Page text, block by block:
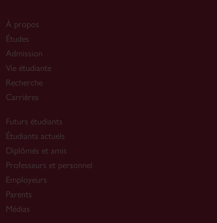
À propos
Études
Admission
Vie étudiante
Recherche
Carrières
Futurs étudiants
Étudiants actuels
Diplômés et amis
Professeurs et personnel
Employeurs
Parents
Médias